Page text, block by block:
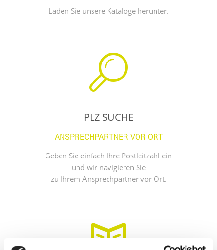
Laden Sie unsere Kataloge herunter.
PLZ SUCHE
ANSPRECHPARTNER VOR ORT
Geben Sie einfach Ihre Postleitzahl ein
und wir navigieren Sie
zu Ihrem Ansprechpartner vor Ort.